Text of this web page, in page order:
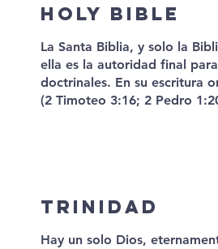
Holy Bible
La Santa Biblia, y solo la
ella es la autoridad final
doctrinales. En su escritura
(2 Timoteo 3:16; 2 Pedro
Trinidad
Hay un solo Dios,